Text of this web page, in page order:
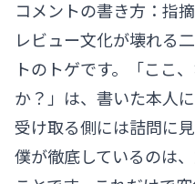
コメントの書き方：指
レビュー文化が壊れる
トのトゲです。「ここ
か？」は、書いた本人
受け取る側には詰問に見
僕が徹底しているのは、